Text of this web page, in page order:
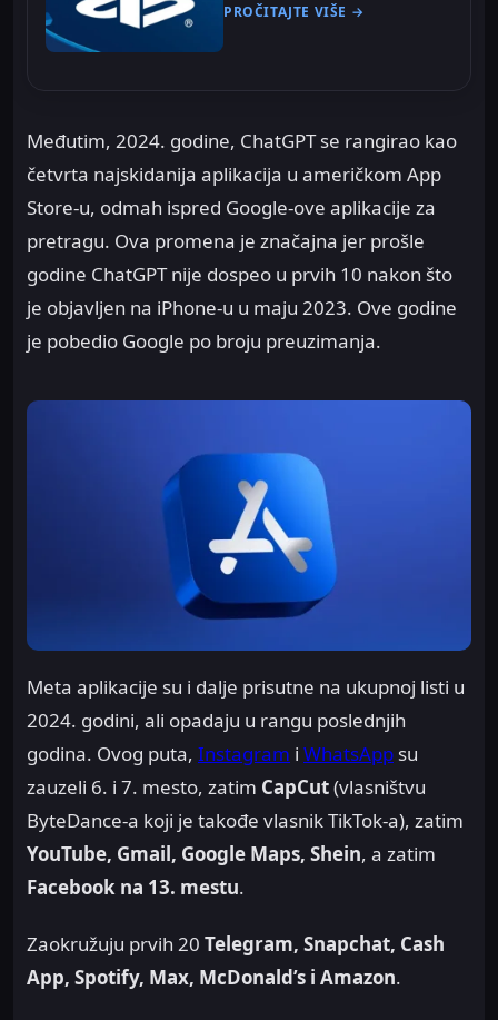
PROČITAJTE VIŠE →
Međutim, 2024. godine, ChatGPT se rangirao kao
četvrta najskidanija aplikacija u američkom App
Store-u, odmah ispred Google-ove aplikacije za
pretragu. Ova promena je značajna jer prošle
godine ChatGPT nije dospeo u prvih 10 nakon što
je objavljen na iPhone-u u maju 2023. Ove godine
je pobedio Google po broju preuzimanja.
Meta aplikacije su i dalje prisutne na ukupnoj listi u
2024. godini, ali opadaju u rangu poslednjih
godina. Ovog puta, Instagram i WhatsApp su
zauzeli 6. i 7. mesto, zatim CapCut(vlasništvu
ByteDance-a koji je takođe vlasnik TikTok-a), zatim
YouTube, Gmail, Google Maps, Shein, a zatim
Facebook na 13. mestu.
Zaokružuju prvih 20 Telegram, Snapchat, Cash
App, Spotify, Max, McDonald’s i Amazon.